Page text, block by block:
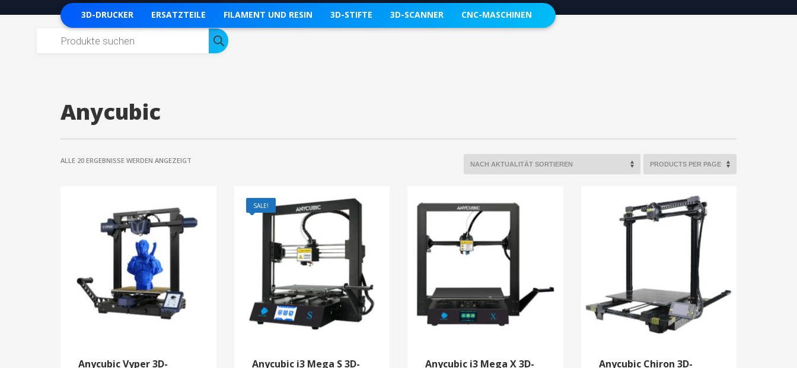
info@3duss.de
3D-DRUCKER ERSATZTEILE FILAMENT UND RESIN 3D-STIFTE 3D-SCANNER CNC-MASCHINEN
Products
search
Anycubic
ALLE 20 ERGEBNISSE WERDEN ANGEZEIGT
Anycubic Vyper 3D-
SALE!
Anycubic i3 Mega S 3D-
Anycubic i3 Mega X 3D-
Anycubic Chiron 3D-